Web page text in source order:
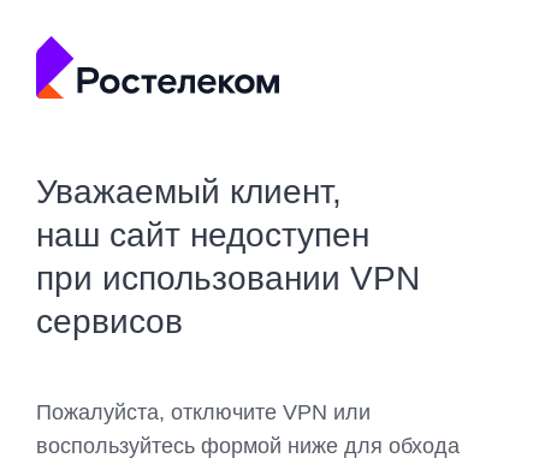
Уважаемый клиент,
наш сайт недоступен
при использовании VPN
сервисов
Пожалуйста, отключите VPN или
воспользуйтесь формой ниже для обхода